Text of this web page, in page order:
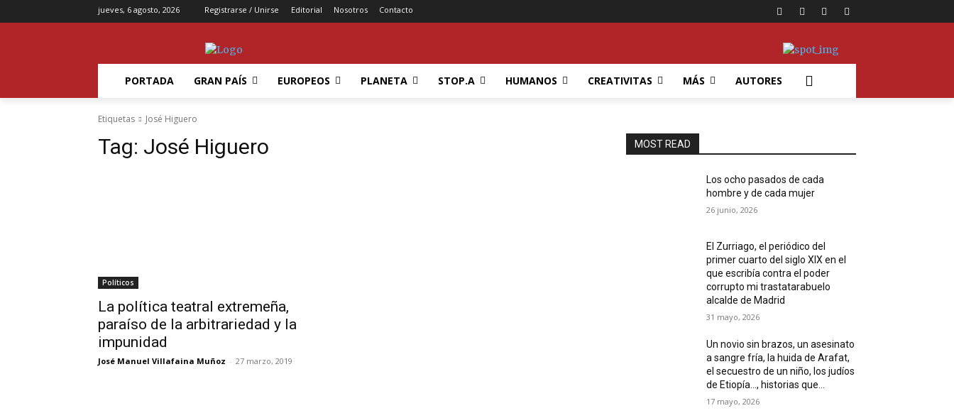
jueves, 6 agosto, 2026 Registrarse / Unirse Editorial Nosotros Contacto
PORTADA GRAN PAÍS EUROPEOS PLANETA STOP.A HUMANOS CREATIVITAS MÁS AUTORES
Etiquetas José Higuero
Tag: José Higuero
Políticos
La política teatral extremeña,
paraíso de la arbitrariedad y la
impunidad
José Manuel Villafaina Muñoz - 27 marzo, 2019
MOST READ
Los ocho pasados de cada
hombre y de cada mujer
26 junio, 2026
El Zurriago, el periódico del
primer cuarto del siglo XIX en el
que escribía contra el poder
corrupto mi trastatarabuelo
alcalde de Madrid
31 mayo, 2026
Un novio sin brazos, un asesinato
a sangre fría, la huida de Arafat,
el secuestro de un niño, los judíos
de Etiopía…, historias que...
17 mayo, 2026